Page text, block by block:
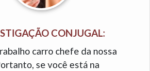
CONJUGAL:
carro chefe da nossa
se você está na